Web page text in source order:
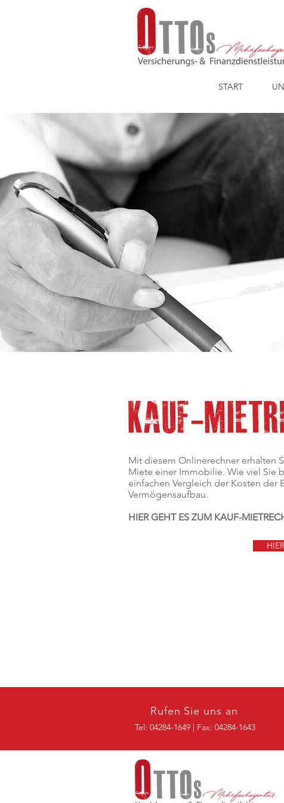
START
KAUF-
Mit diesem Onlinerechner erhalten
Miete einer Immobilie. Wie viel Sie
einfachen Vergleich der Kosten der
Vermögensaufbau.
HIER GEHT ES ZUM KAUF-
Rufen Sie uns an
Tel: 04284-1649 | Fax: 04284-1643